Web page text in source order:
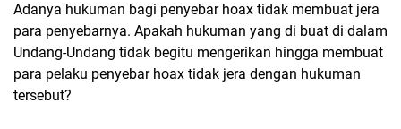
Adanya hukuman bagi penyebar hoax tidak membuat jera
para penyebarnya. Apakah hukuman yang di buat di dalam
Undang-Undang tidak begitu mengerikan hingga membuat
para pelaku penyebar hoax tidak jera dengan hukuman
tersebut?